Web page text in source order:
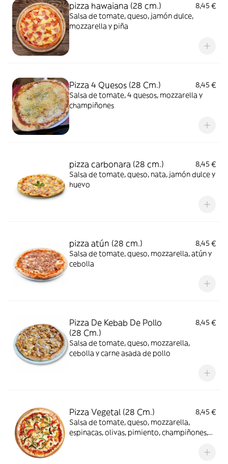
pizza hawaiana (28 cm.)
8,45 €
Salsa de tomate, queso, jamón dulce,
mozzarella y piña
Pizza 4 Quesos (28 Cm.)
8,45 €
Salsa de tomate, 4 quesos, mozzarella y
champiñones
pizza carbonara (28 cm.)
8,45 €
Salsa de tomate, queso, nata, jamón dulce y
huevo
pizza atún (28 cm.)
8,45 €
Salsa de tomate, queso, mozzarella, atún y
cebolla
Pizza De Kebab De Pollo
(28 Cm.)
8,45 €
Salsa de tomate, queso, mozzarella,
cebolla y carne asada de pollo
Pizza Vegetal (28 Cm.)
8,45 €
Salsa de tomate, queso, mozzarella,
espinacas, olivas, pimiento, champiñones,